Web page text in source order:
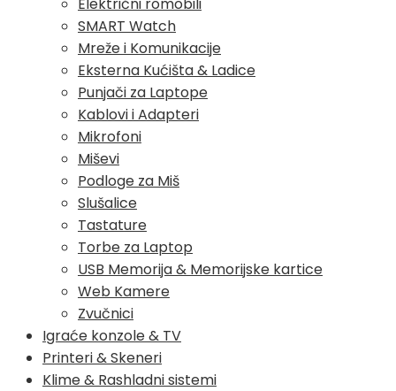
SMART Watch
Mreže i Komunikacije
Eksterna Kućišta & Ladice
Punjači za Laptope
Kablovi i Adapteri
Mikrofoni
Miševi
Podloge za Miš
Slušalice
Tastature
Torbe za Laptop
USB Memorija & Memorijske kartice
Web Kamere
Zvučnici
Igraće konzole & TV
Printeri & Skeneri
Klime & Rashladni sistemi